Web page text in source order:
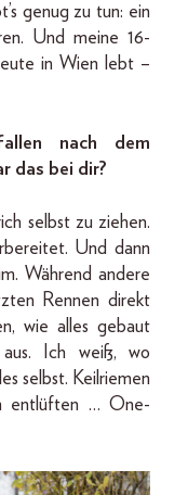
genug zu tun: ein
Und meine 16-
in Wien lebt –
nach dem
das bei dir?
selbst zu ziehen.
Und dann
Während andere
Rennen direkt
wie alles gebaut
Ich weiß, wo
selbst. Keilriemen
entlüften … One-